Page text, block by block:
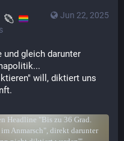
Jun 22, 2025
und gleich darunter
will, diktiert uns